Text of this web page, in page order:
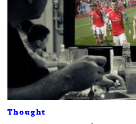
Thought